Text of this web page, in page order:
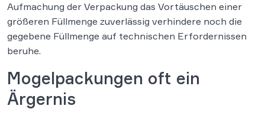
Aufmachung der Verpackung das Vortäuschen einer
größeren Füllmenge zuverlässig verhindere noch die
gegebene Füllmenge auf technischen Erfordernissen
beruhe.
Mogelpackungen oft ein
Ärgernis